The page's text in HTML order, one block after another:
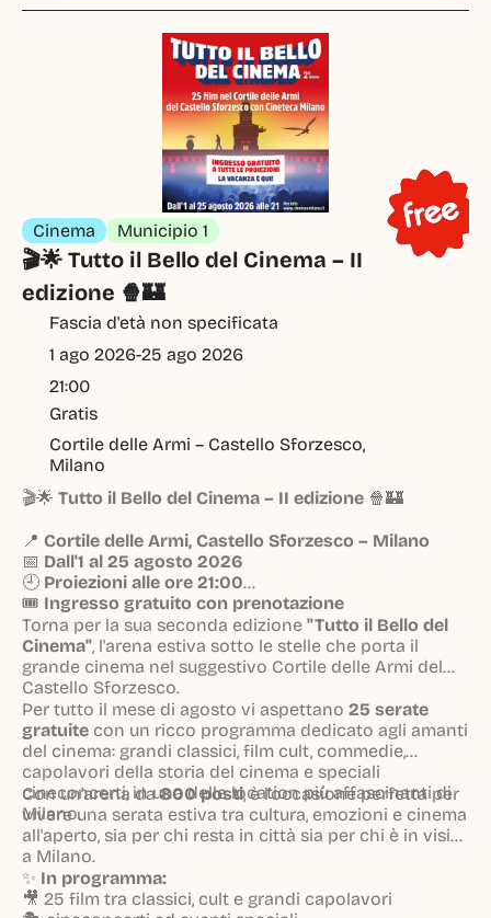
Cinema Municipio 1
🎬🌟 Tutto il Bello del Cinema – II
edizione 🍿🏰
Fascia d'età non specificata
1 ago 2026-25 ago 2026
21:00
Gratis
Cortile delle Armi – Castello Sforzesco,
Milano
🎬🌟 Tutto il Bello del Cinema – II edizione 🍿🏰
📍 Cortile delle Armi, Castello Sforzesco – Milano
📅 Dall'1 al 25 agosto 2026
🕘 Proiezioni alle ore 21:00
🎟️ Ingresso gratuito con prenotazione
Torna per la sua seconda edizione "Tutto il Bello del
Cinema", l'arena estiva sotto le stelle che porta il
grande cinema nel suggestivo Cortile delle Armi del
Castello Sforzesco.
Per tutto il mese di agosto vi aspettano 25 serate
gratuite con un ricco programma dedicato agli amanti
del cinema: grandi classici, film cult, commedie,
capolavori della storia del cinema e speciali
cineconcerti, in una delle location più affascinanti di
Milano.
Con un'arena da800 posti, è l'occasione perfetta per
vivere una serata estiva tra cultura, emozioni e cinema
all'aperto, sia per chi resta in città sia per chi è in visita
a Milano.
✨ In programma:
🎥 25 film tra classici, cult e grandi capolavori